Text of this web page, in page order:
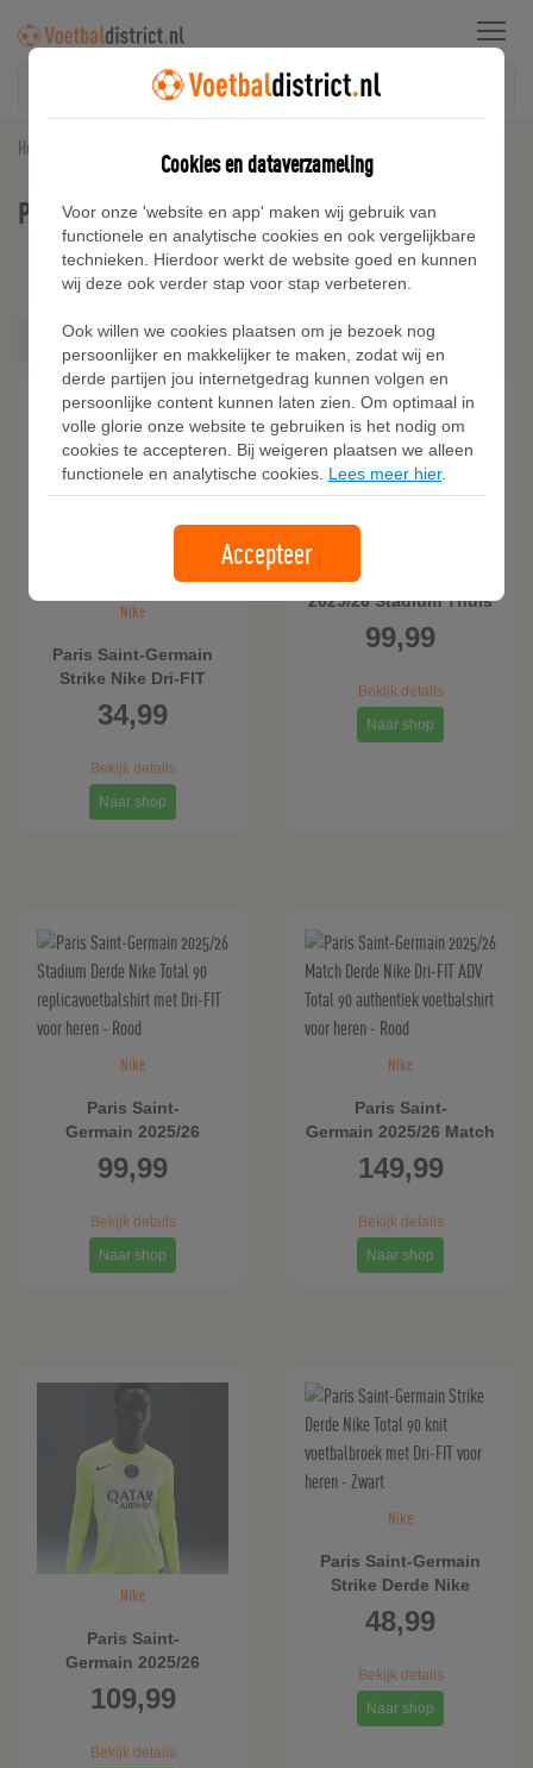
Menu
Home
Heren
Dames
Paris Saint-Germain Geslacht Heren
Kies filters
Heren
Nike
Paris Saint-Germain
Strike Nike Dri-FIT
voetbaltop met korte
mouwen voor heren -
34,99
Bekijk details
Naar shop
Paris Saint-Germain
2025/26 Stadium Thuis
Nike Dri-FIT
replicavoetbalshirt
99,99
Bekijk details
Naar shop
Nike
Paris Saint-
Germain 2025/26
Stadium Derde Nike
Total 90
Dri-FIT voor heren -
Rood
99,99
Bekijk details
Naar shop
Nike
Paris Saint-
Germain 2025/26 Match
Derde Nike Dri-FIT ADV
Total 90 authentiek
- Rood
149,99
Bekijk details
Naar shop
Nike
Paris Saint-
Germain 2025/26
Stadium Goalkeeper
Derde Nike Dri-FIT
voor heren - Geel
109,99
Bekijk details
Nike
Paris Saint-Germain
Strike Derde Nike
Total 90 knit
voetbalbroek met Dri-
48,99
Bekijk details
Naar shop
Cookies en dataverzameling
Voor onze 'website en app' maken wij gebruik van
functionele en analytische cookies en ook vergelijkbare
technieken. Hierdoor werkt de website goed en kunnen
wij deze ook verder stap voor stap verbeteren.
Ook willen we cookies plaatsen om je bezoek nog
persoonlijker en makkelijker te maken, zodat wij en
derde partijen jou internetgedrag kunnen volgen en
persoonlijke content kunnen laten zien. Om optimaal in
volle glorie onze website te gebruiken is het nodig om
cookies te accepteren. Bij weigeren plaatsen we alleen
functionele en analytische cookies. Lees meer hier.
Accepteer